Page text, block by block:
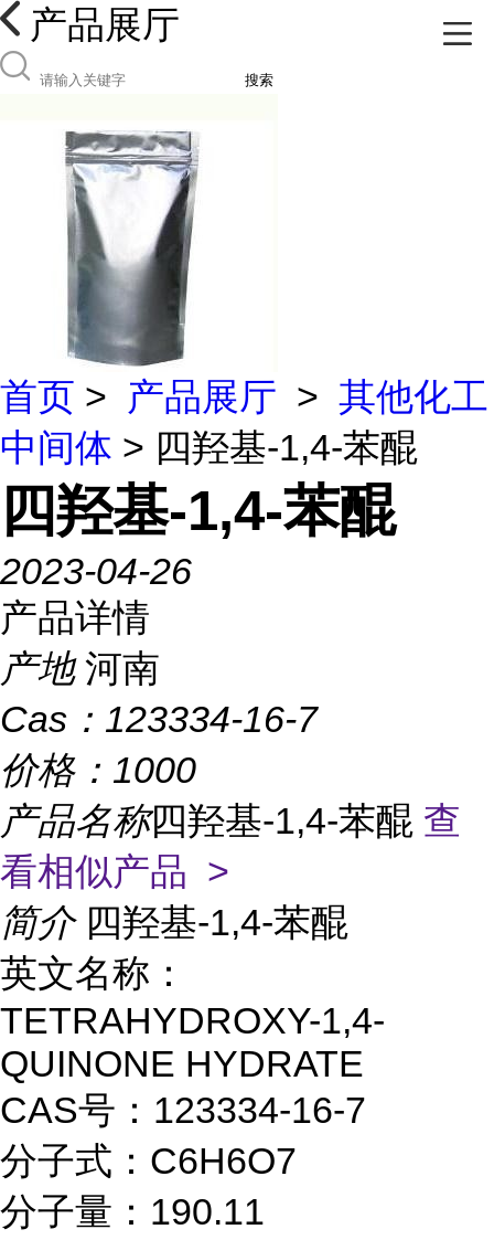
产品展厅
搜索
首页 > 产品展厅 > 其他化工
中间体 > 四羟基-1,4-苯醌
四羟基-1,4-苯醌
2023-04-26
产品详情
产地 河南
Cas： 123334-16-7
价格： 1000
产品名称四羟基-1,4-苯醌 查
看相似产品 >
简介 四羟基-1,4-苯醌
英文名称：
TETRAHYDROXY-1,4-
QUINONE HYDRATE
CAS号：123334-16-7
分子式：C6H6O7
分子量：190.11